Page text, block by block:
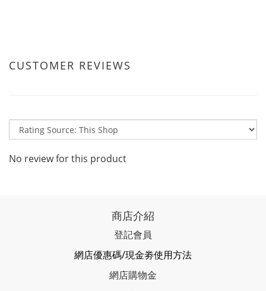
CUSTOMER REVIEWS
No review for this product
商店介紹
登記會員
網店優惠碼/現金劵使用方法
網店購物金